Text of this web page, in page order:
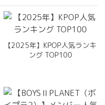
【2025年】KPOP人気ランキ
ング TOP100